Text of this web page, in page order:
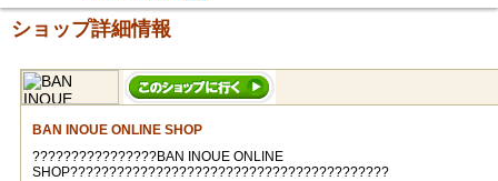
ショップ詳細情報
BAN INOUE ONLINE SHOP
????????????????BAN INOUE ONLINE
SHOP?????????????????????????????????????????